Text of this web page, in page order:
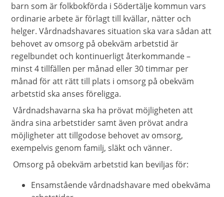
barn som är folkbokförda i Södertälje kommun vars
ordinarie arbete är förlagt till kvällar, nätter och
helger. Vårdnadshavares situation ska vara sådan att
behovet av omsorg på obekväm arbetstid är
regelbundet och kontinuerligt återkommande –
minst 4 tillfällen per månad eller 30 timmar per
månad för att rätt till plats i omsorg på obekväm
arbetstid ska anses föreligga.
Vårdnadshavarna ska ha prövat möjligheten att
ändra sina arbetstider samt även prövat andra
möjligheter att tillgodose behovet av omsorg,
exempelvis genom familj, släkt och vänner.
Omsorg på obekväm arbetstid kan beviljas för:
Ensamstående vårdnadshavare med obekväma